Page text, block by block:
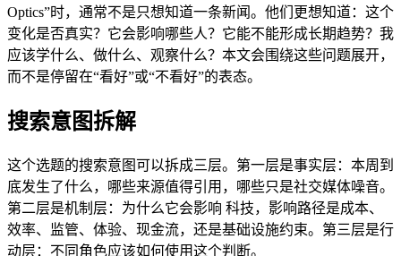
Optics”时，通常不是只想知道一条新闻。他们更想知道：这个
变化是否真实？它会影响哪些人？它能不能形成长期趋势？我
应该学什么、做什么、观察什么？本文会围绕这些问题展开，
而不是停留在“看好”或“不看好”的表态。
搜索意图拆解
这个选题的搜索意图可以拆成三层。第一层是事实层：本周到
底发生了什么，哪些来源值得引用，哪些只是社交媒体噪音。
第二层是机制层：为什么它会影响 科技，影响路径是成本、
效率、监管、体验、现金流，还是基础设施约束。第三层是行
动层：不同角色应该如何使用这个判断。